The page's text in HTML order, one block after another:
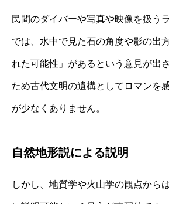
民間のダイバーや写真や映像を扱う
では、水中で見た石の角度や影の出
れた可能性」があるという意見が出
ため古代文明の遺構としてロマンを
が少なくありません。
自然地形説による説明
しかし、地質学や火山学の観点から